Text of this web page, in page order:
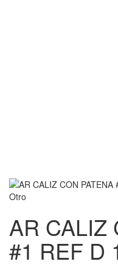
Otro
AR CALIZ
#1 REF D